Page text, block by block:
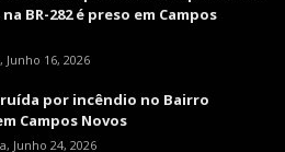
BR-282 é preso em Campos
16, 2026
por incêndio no Bairro
Campos Novos
Junho 24, 2026